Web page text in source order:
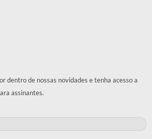
dentro de nossas novidades e tenha acesso a
assinantes.